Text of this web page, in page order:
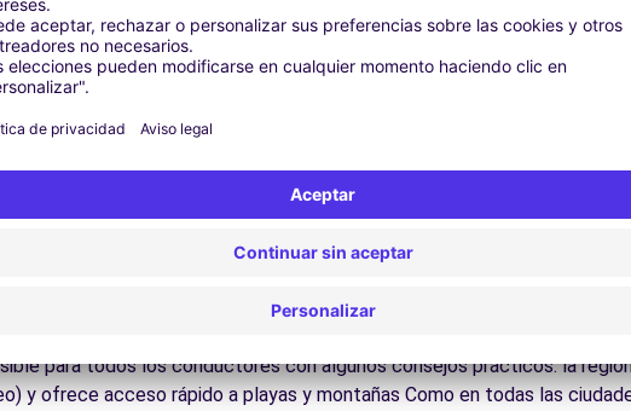
responder a todas sus preguntas.
de Pego y alrededores
Visite los museos y monumentos que enriquecen Pego.
Disfrute de los parques y jardines para un descanso en plena
las playas de la Costa Blanca y Dorada, el interior valenciano, los
Descubra la gastronomía regional en los restaurantes y
para conducir en Pego
para todos los conductores con algunos consejos prácticos. la
y ofrece acceso rápido a playas y montañas Como en todas las